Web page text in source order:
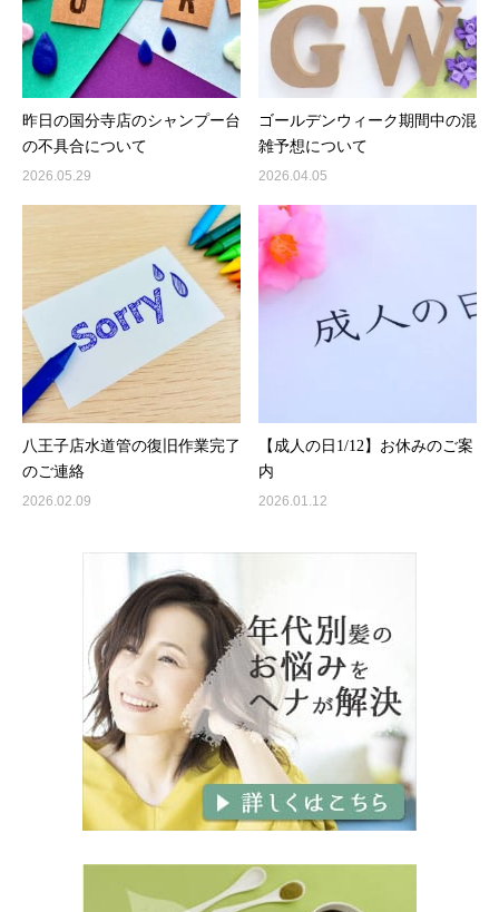
昨日の国分寺店のシャンプー台
の不具合について
2026.05.29
ゴールデンウィーク期間中の混
雑予想について
2026.04.05
八王子店水道管の復旧作業完了
のご連絡
2026.02.09
【成人の日1/12】お休みのご案
内
2026.01.12